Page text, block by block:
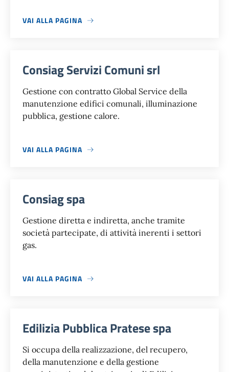
VAI ALLA PAGINA
Consiag Servizi Comuni srl
Gestione con contratto Global Service della
manutenzione edifici comunali, illuminazione
pubblica, gestione calore.
VAI ALLA PAGINA
Consiag spa
Gestione diretta e indiretta, anche tramite
società partecipate, di attività inerenti i settori
gas.
VAI ALLA PAGINA
Edilizia Pubblica Pratese spa
Si occupa della realizzazione, del recupero,
della manutenzione e della gestione